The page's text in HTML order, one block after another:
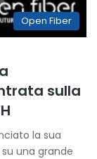
Open Fiber
sulla
la sua
una grande